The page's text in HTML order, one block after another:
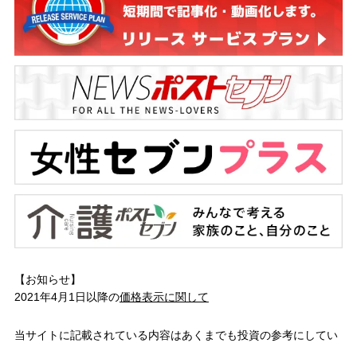
【お知らせ】
2021年4月1日以降の価格表示に関して
当サイトに記載されている内容はあくまでも投資の参考にしてい